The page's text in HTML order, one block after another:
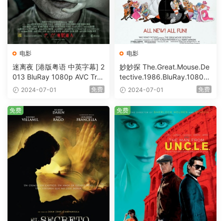
电影
迷离夜 [港版粤语 中英字幕] 2
013 BluRay 1080p AVC Tru
eHD5.1 [BDISO 22.64GB]
2024-07-01 免费
电影
妙妙探 The.Great.Mouse.De
tective.1986.BluRay.1080p.
AVC.DTS-HD.MA.5.1-HDHo
2024-07-01 免费
免费 免费